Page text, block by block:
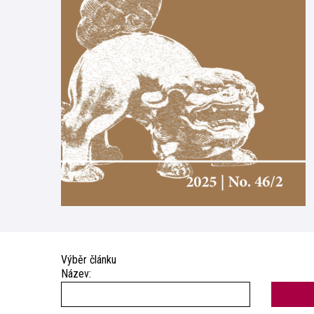
Výběr článku
Název: